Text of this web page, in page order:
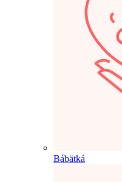
Bábätká